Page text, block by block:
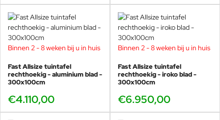
Binnen 2 - 8 weken bij u in huis
Fast Allsize tuintafel
rechthoekig - aluminium blad -
300x100cm
€4.110,00
Binnen 2 - 8 weken bij u in huis
Fast Allsize tuintafel
rechthoekig - iroko blad -
300x100cm
€6.950,00